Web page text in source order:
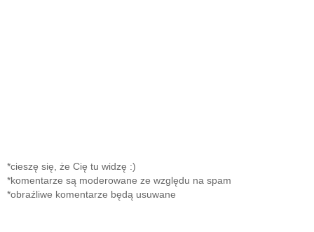
*cieszę się, że Cię tu widzę :)
*komentarze są moderowane ze względu na spam
*obraźliwe komentarze będą usuwane